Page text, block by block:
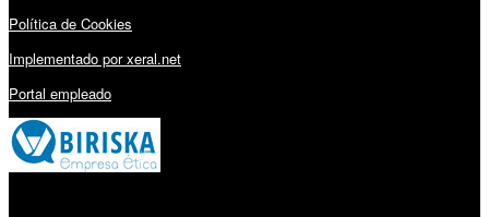
Política de Cookies
Implementado por xeral.net
Portal empleado